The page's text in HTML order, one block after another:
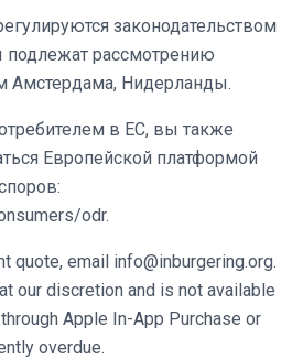
законодательством
рассмотрению
Амстердама, Нидерланды.
в ЕС, вы также
Европейской платформой
odr.
quote, email info@inburgering.org.
our discretion and is not available
Apple In-App Purchase or
overdue.